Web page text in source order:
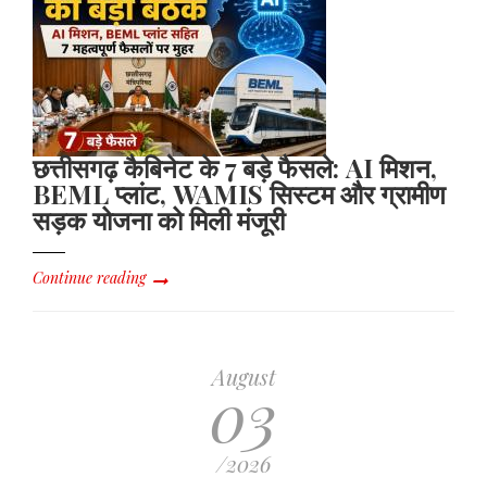
छत्तीसगढ़ कैबिनेट के 7 बड़े फैसले: AI मिशन,
BEML प्लांट, WAMIS सिस्टम और ग्रामीण
सड़क योजना को मिली मंजूरी
Continue reading
August
03
/2026